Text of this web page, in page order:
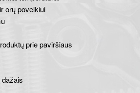
orų poveikiui
prie paviršiaus